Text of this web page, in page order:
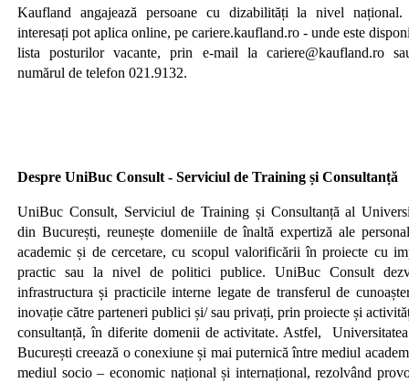
Kaufland angajează persoane cu dizabilități la nivel național.
interesați pot aplica online, pe cariere.kaufland.ro - unde este
lista posturilor vacante, prin e-mail la cariere@kaufland.ro
numărul de telefon 021.9132.
Despre UniBuc Consult - Serviciul de Training și Consultanță
UniBuc Consult, Serviciul de Training și Consultanță al
din București, reunește domeniile de înaltă expertiză ale
academic și de cercetare, cu scopul valorificării în proiecte cu
practic sau la nivel de politici publice. UniBuc Consult
infrastructura și practicile interne legate de transferul de
inovație către parteneri publici și/ sau privați, prin proiecte și
consultanță, în diferite domenii de activitate. Astfel,
București creează o conexiune și mai puternică între mediul
mediul socio – economic național și internațional, rezolvând